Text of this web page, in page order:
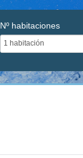
Nº habitaciones